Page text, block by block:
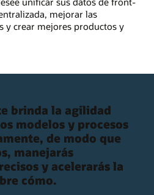
mejorar las
y crear mejores productos y
brinda la agilidad
modelos y procesos
de modo que
manejarás
y acelerarás la
cómo.